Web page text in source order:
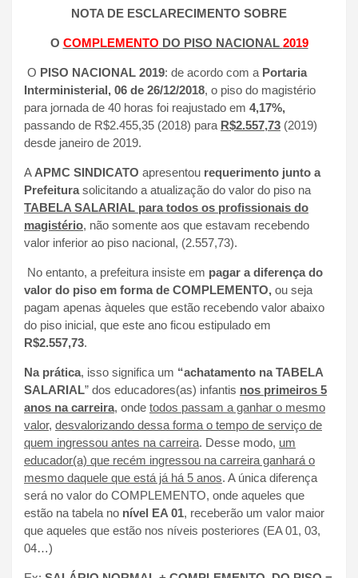
NOTA DE ESCLARECIMENTO SOBRE
O COMPLEMENTO DO PISO NACIONAL 2019
O PISO NACIONAL 2019: de acordo com a Portaria
Interministerial, 06 de 26/12/2018, o piso do magistério
para jornada de 40 horas foi reajustado em 4,17%,
passando de R$2.455,35 (2018) para R$2.557,73 (2019)
desde janeiro de 2019.
A APMC SINDICATO apresentou requerimento junto a
Prefeiturasolicitando a atualização do valor do piso na
TABELA SALARIAL para todos os profissionais do
magistério, não somente aos que estavam recebendo
valor inferior ao piso nacional, (2.557,73).
No entanto, a prefeitura insiste em pagar a diferença do
valor do piso em forma de COMPLEMENTO, ou seja
pagam apenas àqueles que estão recebendo valor abaixo
do piso inicial, que este ano ficou estipulado em
R$2.557,73.
Na prática, isso significa um “achatamento na TABELA
SALARIAL” dos educadores(as) infantis nos primeiros 5
anos na carreira, onde todos passam a ganhar o mesmo
valor, desvalorizando dessa forma o tempo de serviço de
quem ingressou antes na carreira. Desse modo, um
educador(a) que recém ingressou na carreira ganhará o
mesmo daquele que está já há 5 anos. A única diferença
será no valor do COMPLEMENTO, onde aqueles que
estão na tabela no nível EA 01, receberão um valor maior
que aqueles que estão nos níveis posteriores (EA 01, 03,
04…)